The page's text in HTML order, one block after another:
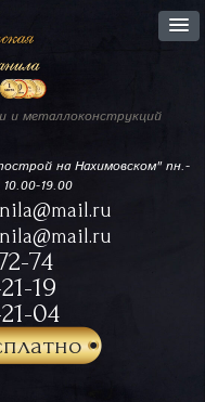
и металлоконструкций
на Нахимовском"пн.-
19.00
74
19
04